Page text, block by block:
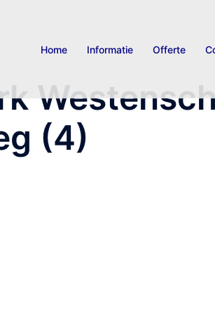
Home Informatie Offerte
(4)